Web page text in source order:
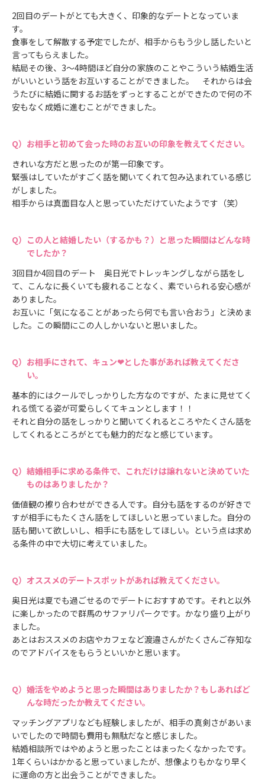
2回目のデートがとても大きく、印象的なデートとなっていま
す。
食事をして解散する予定でしたが、相手からもう少し話したいと
言ってもらえました。
結局その後、3～4時間ほど自分の家族のことやこういう結婚生活
がいいという話をお互いすることができました。 それからは会
うたびに結婚に関するお話をずっとすることができたので何の不
安もなく成婚に進むことができました。
お相手と初めて会った時のお互いの印象を教えてください。
きれいな方だと思ったのが第一印象です。
緊張はしていたがすごく話を聞いてくれて包み込まれている感じ
がしました。
相手からは真面目な人と思っていただけていたようです（笑）
この人と結婚したい（するかも？）と思った瞬間はどんな時
でしたか？
3回目か4回目のデート 奥日光でトレッキングしながら話をし
て、こんなに長くいても疲れることなく、素でいられる安心感が
ありました。
お互いに「気になることがあったら何でも言い合おう」と決めま
した。この瞬間にこの人しかいないと思いました。
お相手にされて、キュン❤とした事があれば教えてくださ
い。
基本的にはクールでしっかりした方なのですが、たまに見せてく
れる慌てる姿が可愛らしくてキュンとします！！
それと自分の話をしっかりと聞いてくれるところやたくさん話を
してくれるところがとても魅力的だなと感じています。
結婚相手に求める条件で、これだけは譲れないと決めていた
ものはありましたか？
価値観の擦り合わせができる人です。自分も話をするのが好きで
すが相手にもたくさん話をしてほしいと思っていました。自分の
話も聞いて欲しいし、相手にも話をしてほしい。という点は求め
る条件の中で大切に考えていました。
オススメのデートスポットがあれば教えてください。
奥日光は夏でも過ごせるのでデートにおすすめです。それと以外
に楽しかったので群馬のサファリパークです。かなり盛り上がり
ました。
あとはおススメのお店やカフェなど渡邉さんがたくさんご存知な
のでアドバイスをもらうといいかと思います。
婚活をやめようと思った瞬間はありましたか？もしあればど
んな時だったか教えてください。
マッチングアプリなども経験しましたが、相手の真剣さがあいま
いでしたので時間も費用も無駄だなと感じました。
結婚相談所ではやめようと思ったことはまったくなかったです。
1年くらいはかかると思っていましたが、想像よりもかなり早く
に運命の方と出会うことができました。